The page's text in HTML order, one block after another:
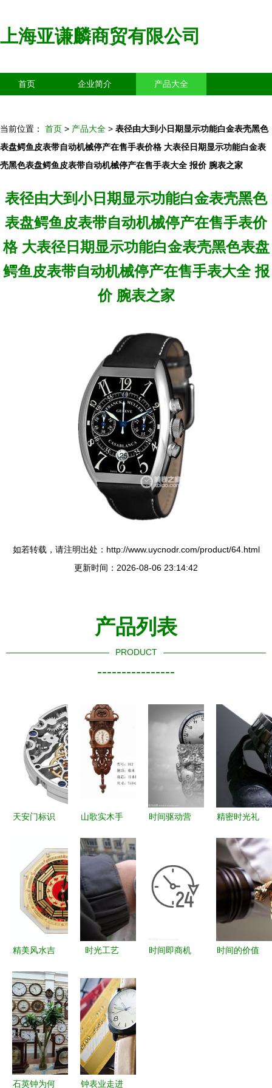
上海亚谦麟商贸有限公司
首页 企业简介 产品大全
当前位置： 首页 > 产品大全 > 表径由大到小日期显示功能白金表壳黑色
表盘鳄鱼皮表带自动机械停产在售手表价格 大表径日期显示功能白金表
壳黑色表盘鳄鱼皮表带自动机械停产在售手表大全 报价 腕表之家
表径由大到小日期显示功能白金表壳黑色
表盘鳄鱼皮表带自动机械停产在售手表价
格 大表径日期显示功能白金表壳黑色表盘
鳄鱼皮表带自动机械停产在售手表大全 报
价 腕表之家
如若转载，请注明出处：http://www.uycnodr.com/product/64.html
更新时间：2026-08-06 23:14:42
产品列表
PRODUCT
----------------
天安门标识
从传统到现
代的市场考
量
山歌实木手
超值库存，
品质与美学
的邂逅
时间驱动营
能化进阶
精密时光礼
J.Harrison
全自动机械
手表厂价直
销 2010新
春送礼臻选
精美风水吉
家直销与镇
宅辟邪的艺
术
时光工艺
间艺术的美
学之旅
时间即商机
时间的价值
石英钟为何 钟表业走进